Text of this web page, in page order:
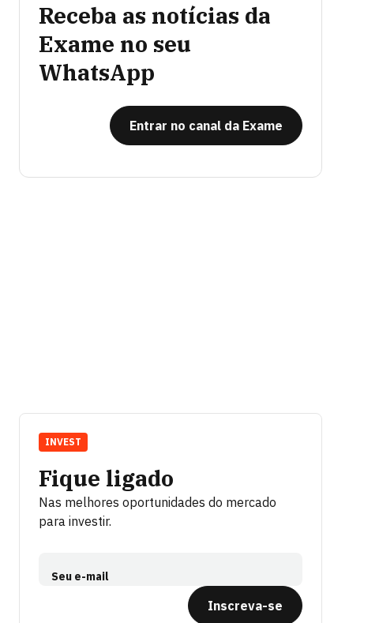
Receba as notícias da
Exame no seu
WhatsApp
Entrar no canal da Exame
Fique ligado
Nas melhores oportunidades do mercado
para investir.
Seu e-mail
Inscreva-se
INVEST